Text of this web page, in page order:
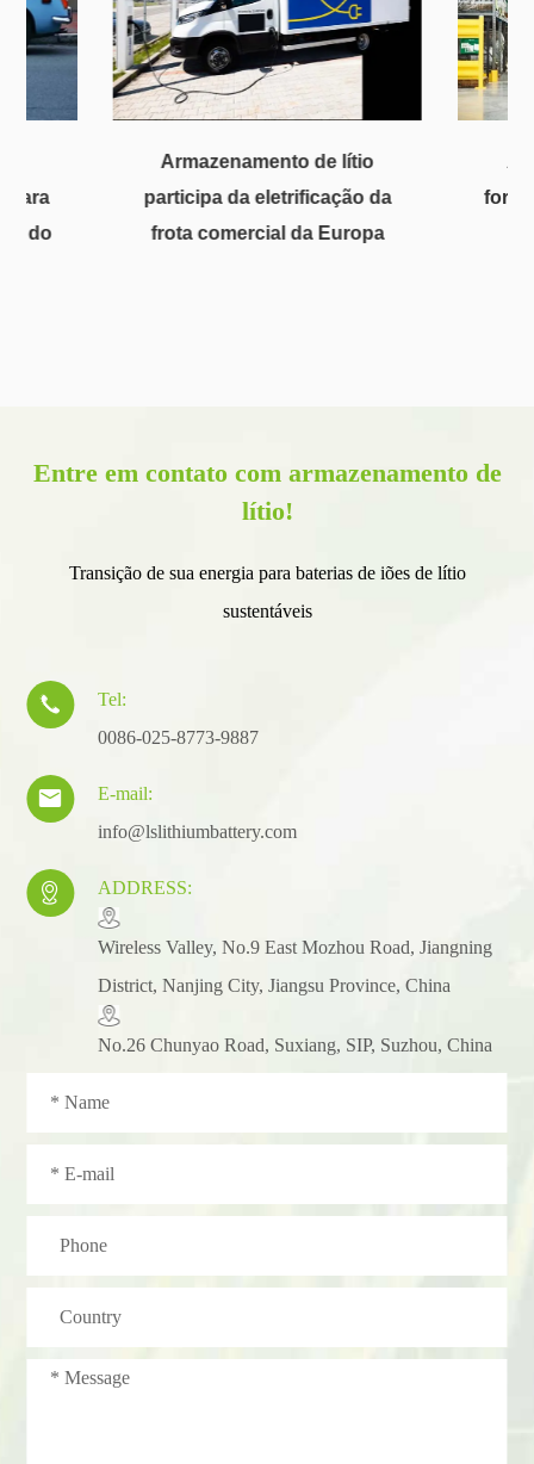
para
do
Armazenamento de lítio
participa da eletrificação da
frota comercial da Europa
Entre em contato com armazenamento de
lítio!
Transição de sua energia para baterias de iões de lítio
sustentáveis

Tel:
0086-025-8773-9887

E-mail:
info@lslithiumbattery.com
 ADDRESS:
​Wireless Valley, No.9 East Mozhou Road, Jiangning
District, Nanjing City, Jiangsu Province, China
No.26 Chunyao Road, Suxiang, SIP, Suzhou, China